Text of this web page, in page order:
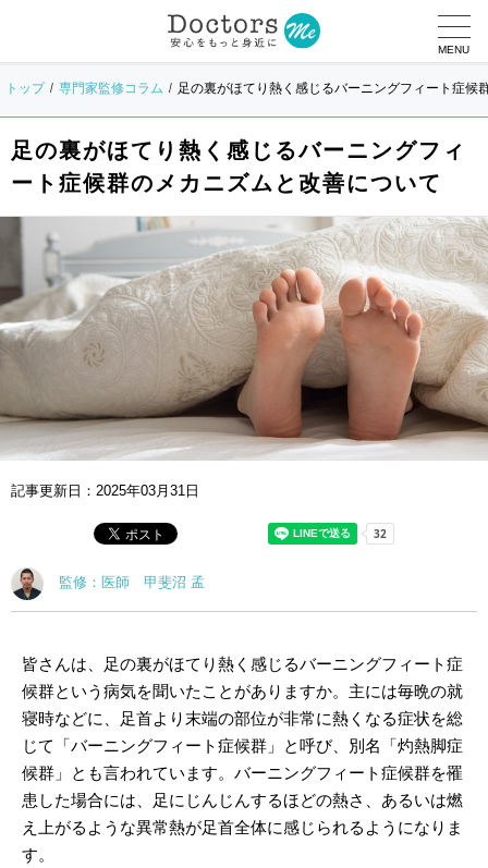
MENU
トップ 専門家監修コラム 足の裏がほてり熱く感じるバーニングフィート症候
足の裏がほてり熱く感じるバーニングフィ
ート症候群のメカニズムと改善について
記事更新日： 2025年03月31日
監修：医師 甲斐沼 孟
皆さんは、足の裏がほてり熱く感じるバーニングフィート症
候群という病気を聞いたことがありますか。主には毎晩の就
寝時などに、足首より末端の部位が非常に熱くなる症状を総
じて「バーニングフィート症候群」と呼び、別名「灼熱脚症
候群」とも言われています。バーニングフィート症候群を罹
患した場合には、足にじんじんするほどの熱さ、あるいは燃
え上がるような異常熱が足首全体に感じられるようになりま
す。